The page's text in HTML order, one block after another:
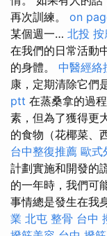
再次訓練。 on
某個週一… 北投 按
在我們的日常活動
的身體。 中醫經絡
康，定期清除它們
ptt 在蒸桑拿的過
素，但為了獲得更
的食物（花椰菜、
台中整復推薦 歐式
計劃實施和開發的
的一年時，我們可
事情總是發生在我
業 北屯 整骨 台中